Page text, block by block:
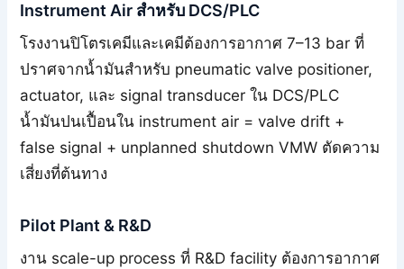
Instrument Air สำหรับ DCS/PLC
โรงงานปิโตรเคมีและเคมีต้องการอากาศ 7–13 bar ที่
ปราศจากน้ำมันสำหรับ pneumatic valve positioner,
actuator, และ signal transducer ใน DCS/PLC
น้ำมันปนเปื้อนใน instrument air = valve drift +
false signal + unplanned shutdown VMW ตัดความ
เสี่ยงที่ต้นทาง
Pilot Plant & R&D
งาน scale-up process ที่ R&D facility ต้องการอากาศ